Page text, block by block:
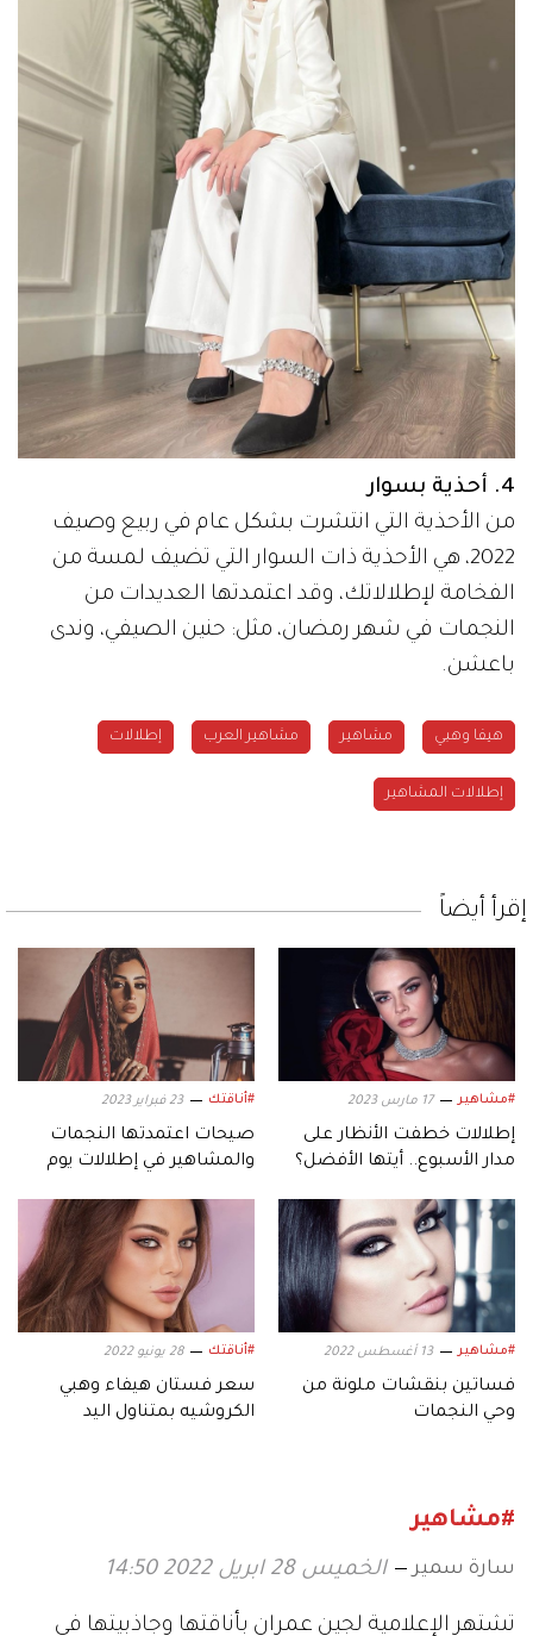
4. أحذية بسوار
من الأحذية التي انتشرت بشكل عام في ربيع وصيف
2022، هي الأحذية ذات السوار التي تضيف لمسة من
الفخامة لإطلالاتك، وقد اعتمدتها العديدات من
النجمات في شهر رمضان، مثل: حنين الصيفي، وندى
باعشن.
هيفا وهبي مشاهير مشاهير العرب إطلالات
إطلالات المشاهير
إقرأ أيضاً
#مشاهير 17 مارس 2023
إطلالات خطفت الأنظار على
مدار الأسبوع.. أيتها الأفضل؟
#أناقتك 23 فبراير 2023
صيحات اعتمدتها النجمات
والمشاهير في إطلالات يوم
#مشاهير 13 أغسطس 2022
فساتين بنقشات ملونة من
وحي النجمات
#أناقتك 28 يونيو 2022
سعر فستان هيفاء وهبي
الكروشيه بمتناول اليد
#مشاهير
سارة سمير الخميس 28 ابريل 2022 14:50
تشتهر الإعلامية لجين عمران بأناقتها وجاذبيتها في